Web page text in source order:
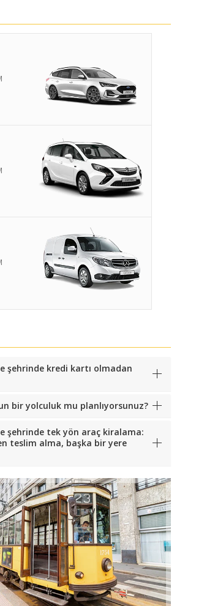
şehrinde kredi kartı olmadan
bir yolculuk mu planlıyorsunuz?
şehrinde tek yön araç kiralama:
teslim alma, başka bir yere